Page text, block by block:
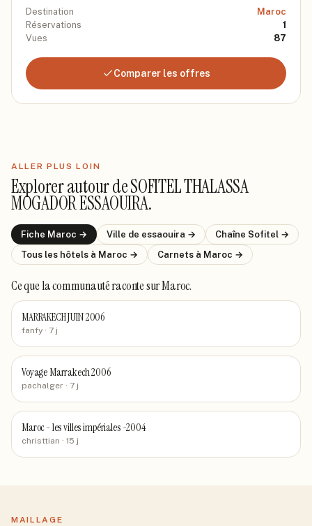
Destination
Maroc
Réservations
1
Vues
87
Comparer les offres
ALLER PLUS LOIN
Explorer autour deSOFITEL THALASSA
MOGADOR ESSAOUIRA.
Fiche Maroc → Ville de essaouira → Chaîne Sofitel →
Tous les hôtels à Maroc → Carnets à Maroc →
Ce que la communauté racontesur Maroc.
MARRAKECH JUIN 2006
fanfy · 7 j
Voyage Marrakech 2006
pachalger · 7 j
Maroc - les villes impériales -2004
christtian · 15 j
MAILLAGE